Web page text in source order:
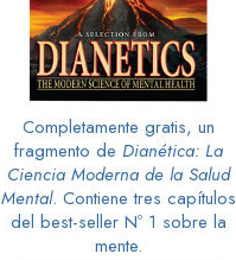
Completamente gratis, un
fragmento de Dianética: La
Ciencia Moderna de la Salud
Mental. Contiene tres capítulos
del best-seller Nº 1 sobre la
mente.